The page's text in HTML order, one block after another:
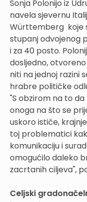
Sonja Polonijo iz
navela sjevernu
Württemberg koje
stupanj odvojenog
i za 40 posto.
dosljedno,
niti na jednoj razini
hrabre političke
"S obzirom na to
onoga na što se
uskoro ističe,
toj problematici
komunikaciju i
omogućilo daleko
zacrtanih ciljeva",
Celjski